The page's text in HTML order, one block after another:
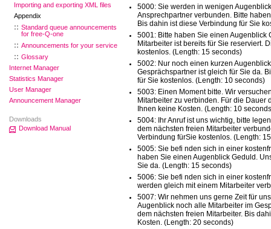
Importing and exporting XML files
Appendix
Standard queue announcements
for free-Q-one
Announcements for your service
Glossary
Internet Manager
Statistics Manager
User Manager
Announcement Manager
Downloads
Download Manual
5000: Sie werden in wenigen
Ansprechpartner verbunden. Bitte
Bis dahin ist diese Verbindung für Sie
5001: Bitte haben Sie einen Augenblick
Mitarbeiter ist bereits für Sie reserviert.
kostenlos. (Length: 15 seconds)
5002: Nur noch einen kurzen
Gesprächspartner ist gleich für Sie da.
für Sie kostenlos. (Length: 10 seconds)
5003: Einen Moment bitte. Wir
Mitarbeiter zu verbinden. Für die Dauer
Ihnen keine Kosten. (Length: 10
5004: Ihr Anruf ist uns wichtig, bitte
dem nächsten freien Mitarbeiter
Verbindung fürSie kostenlos. (Length:
5005: Sie befi nden sich in einer
haben Sie einen Augenblick Geduld.
Sie da. (Length: 15 seconds)
5006: Sie befi nden sich in einer
werden gleich mit einem Mitarbeiter
5007: Wir nehmen uns gerne Zeit für
Augenblick noch alle Mitarbeiter im
dem nächsten freien Mitarbeiter. Bis
Kosten. (Length: 20 seconds)